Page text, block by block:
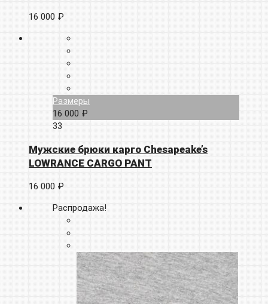
16 000 ₽
Размеры
16 000 ₽
33
Мужские брюки карго Chesapeake’s
LOWRANCE CARGO PANT
16 000 ₽
Распродажа!